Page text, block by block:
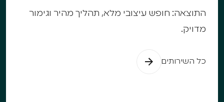
התוצאה: חופש עיצובי מלא, תהליך מהיר וגימור
מדויק.
כל השירותים